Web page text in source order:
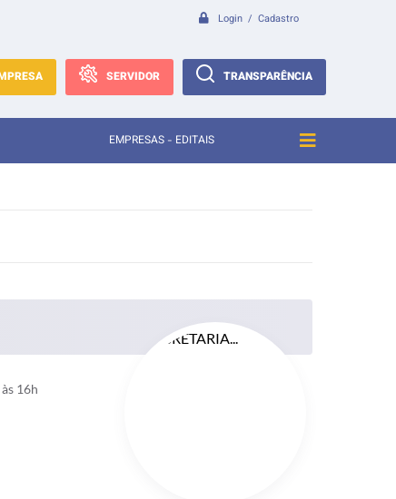
Login / Cadastro
SERVIDOR TRANSPARÊNCIA
EMPRESAS - EDITAIS
16h